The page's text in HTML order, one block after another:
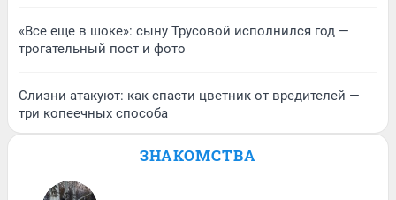
«Все еще в шоке»: сыну Трусовой исполнился год —
трогательный пост и фото
Слизни атакуют: как спасти цветник от вредителей —
три копеечных способа
ЗНАКОМСТВА